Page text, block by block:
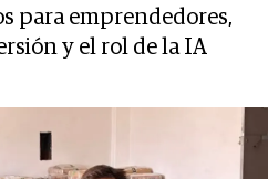
para emprendedores,
y el rol de la IA